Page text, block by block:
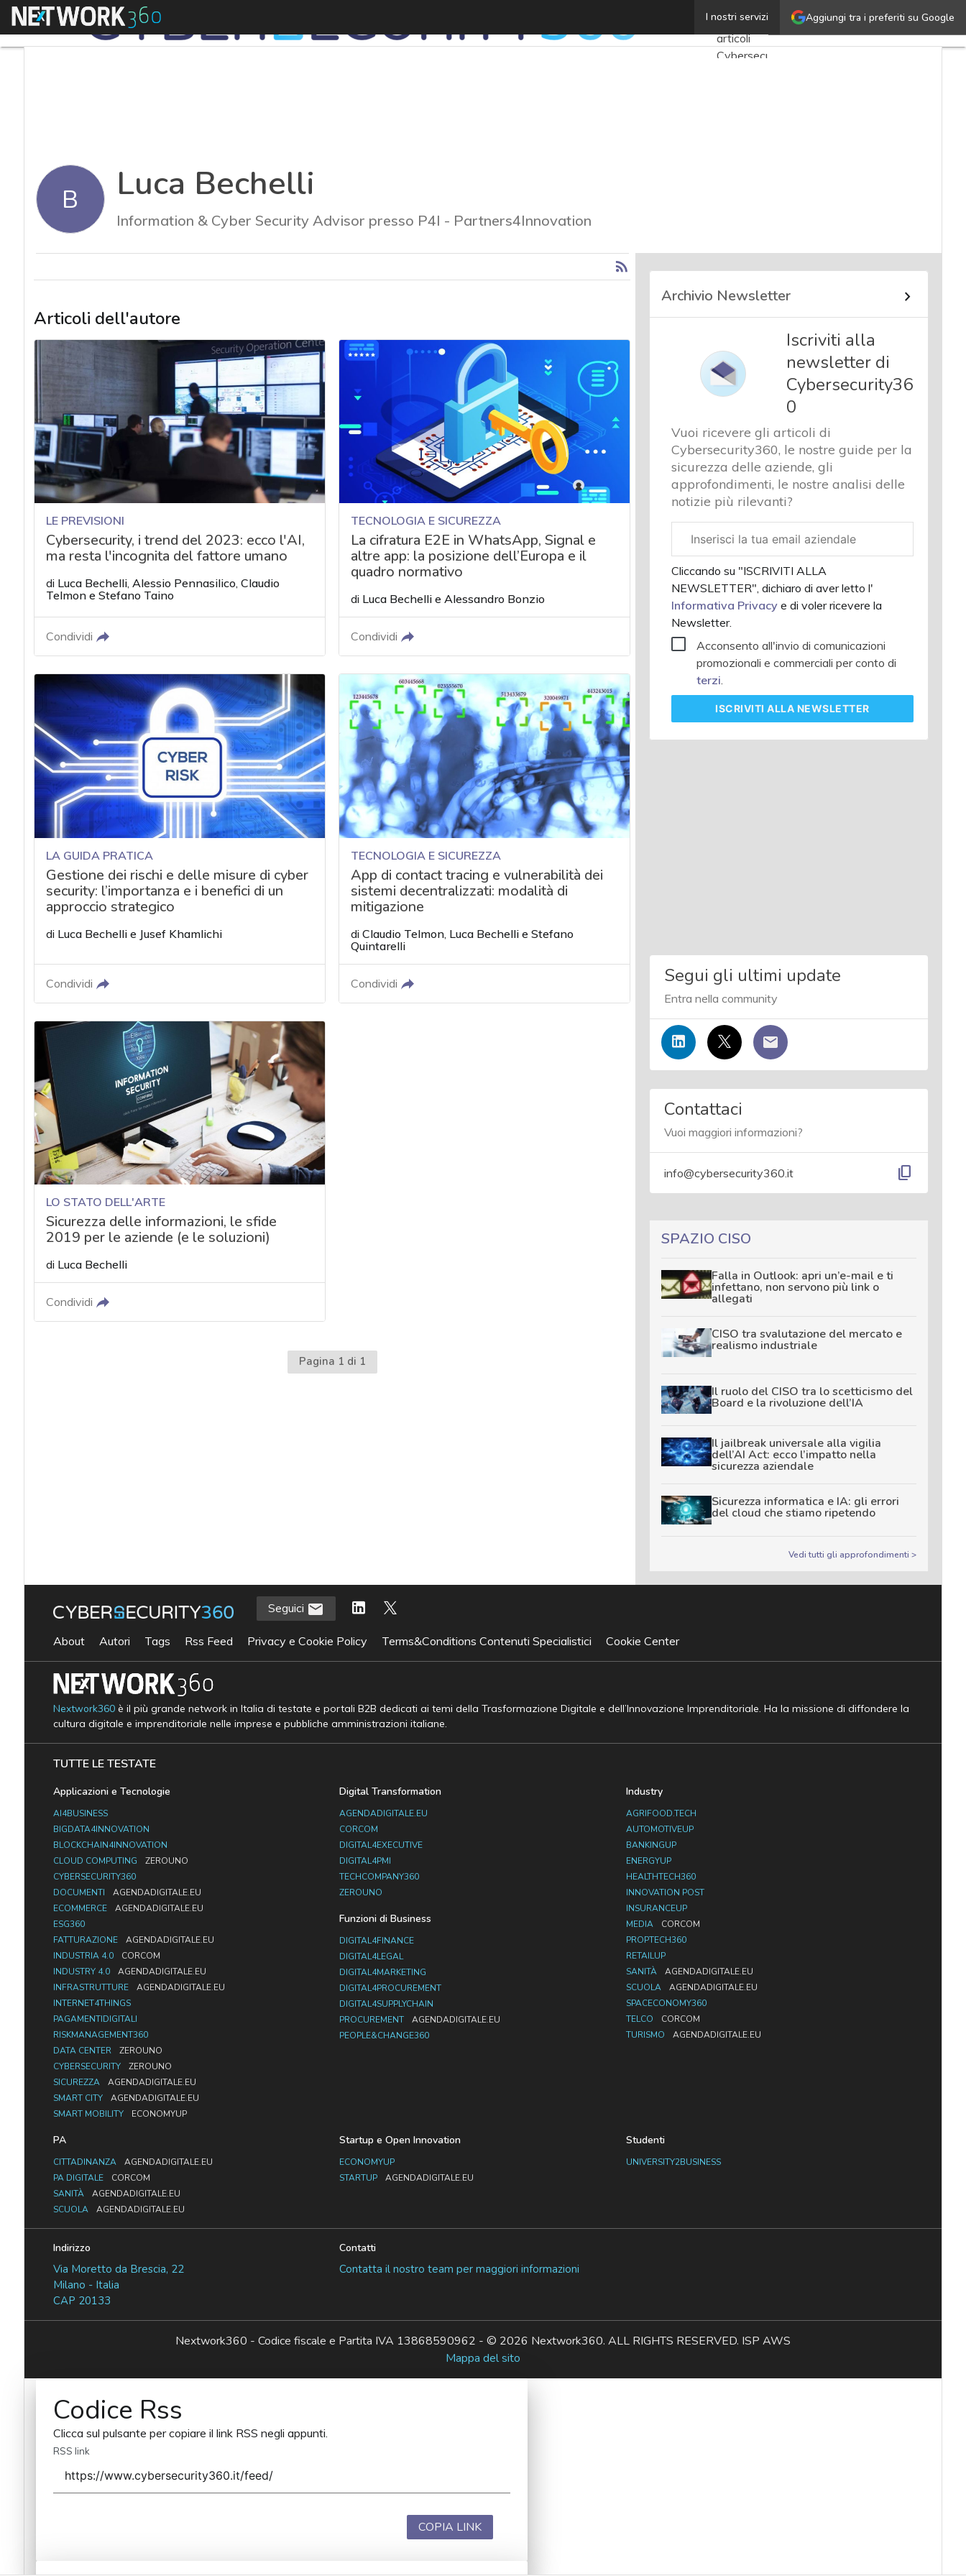
Aggiungi tra i preferiti su Google
I nostri servizi
Menu Luca BechelliUltimi
articoli
Cybersecurity
attualità e
analisi
sicurezza
e privacy
Corsi
cybersecurity
B Luca Bechelli
Information & Cyber Security Advisor presso P4I - Partners4Innovation
Articoli dell'autore
LE PREVISIONI
Cybersecurity, i trend del 2023: ecco l'AI,
ma resta l'incognita del fattore umano
di Luca Bechelli, Alessio Pennasilico, Claudio
Telmone Stefano Taino
Condividi
TECNOLOGIA E SICUREZZA
La cifratura E2E in WhatsApp, Signal e
altre app: la posizione dell’Europa e il
quadro normativo
di Luca Bechelli eAlessandro Bonzio
Condividi
LA GUIDA PRATICA
Gestione dei rischi e delle misure di cyber
security: l’importanza e i benefici di un
approccio strategico
di Luca Bechellie Jusef Khamlichi
Condividi
TECNOLOGIA E SICUREZZA
App di contact tracing e vulnerabilità dei
sistemi decentralizzati: modalità di
mitigazione
diClaudio Telmon Luca Bechelli eStefano
Quintarelli
Condividi
LO STATO DELL'ARTE
Sicurezza delle informazioni, le sfide
2019 per le aziende (e le soluzioni)
di Luca Bechelli
Condividi
Pagina 1 di 1
Archivio Newsletter
Iscriviti alla
newsletter di
Cybersecurity36
0
Vuoi ricevere gli articoli di
Cybersecurity360, le nostre guide per la
sicurezza delle aziende, gli
approfondimenti, le nostre analisi delle
notizie più rilevanti?
aziendale
Cliccando su "ISCRIVITI ALLA
NEWSLETTER", dichiaro di aver letto l'
Informativa Privacye di voler ricevere la
Newsletter.
Acconsento all'invio di comunicazioni
promozionali e commerciali per conto di
terzi.
ISCRIVITIALLA NEWSLETTER
Segui gli ultimi update
Entra nella community
Contattaci
Vuoi maggiori informazioni?
info@cybersecurity360.it content_copy
SPAZIO CISO
Falla in Outlook: apri un’e-mail e ti
infettano, non servono più link o
allegati
CISO tra svalutazione del mercato e
realismo industriale
Il ruolo del CISO tra lo scetticismo del
Board e la rivoluzione dell’IA
Il jailbreak universale alla vigilia
dell’AI Act: ecco l’impatto nella
sicurezza aziendale
Sicurezza informatica e IA: gli errori
del cloud che stiamo ripetendo
Vedi tutti gli approfondimenti >
Seguici
About Autori Tags Rss Feed Privacy e Cookie Policy Terms&Conditions Contenuti Specialistici Cookie Center
Nextwork360è il più grande network in Italia di testate e portali B2B dedicati ai temi della Trasformazione Digitale e dell’Innovazione Imprenditoriale. Ha la missione di diffondere la
cultura digitale e imprenditoriale nelle imprese e pubbliche amministrazioni italiane.
TUTTE LE TESTATE
Applicazioni e Tecnologie
AI4BUSINESS
BIGDATA4INNOVATION
BLOCKCHAIN4INNOVATION
CLOUD COMPUTING
ZEROUNO
CYBERSECURITY360
DOCUMENTI
AGENDADIGITALE.EU
ECOMMERCE
AGENDADIGITALE.EU
ESG360
FATTURAZIONE
AGENDADIGITALE.EU
INDUSTRIA 4.0
CORCOM
INDUSTRY 4.0
AGENDADIGITALE.EU
INFRASTRUTTURE
AGENDADIGITALE.EU
INTERNET4THINGS
PAGAMENTIDIGITALI
RISKMANAGEMENT360
DATA CENTER
ZEROUNO
CYBERSECURITY
ZEROUNO
SICUREZZA
AGENDADIGITALE.EU
SMART CITY
AGENDADIGITALE.EU
SMART MOBILITY
ECONOMYUP
Digital Transformation
AGENDADIGITALE.EU
CORCOM
DIGITAL4EXECUTIVE
DIGITAL4PMI
TECHCOMPANY360
ZEROUNO
Funzioni di Business
DIGITAL4FINANCE
DIGITAL4LEGAL
DIGITAL4MARKETING
DIGITAL4PROCUREMENT
DIGITAL4SUPPLYCHAIN
PROCUREMENT
AGENDADIGITALE.EU
PEOPLE&CHANGE360
Industry
AGRIFOOD.TECH
AUTOMOTIVEUP
BANKINGUP
ENERGYUP
HEALTHTECH360
INNOVATION POST
INSURANCEUP
MEDIA
CORCOM
PROPTECH360
RETAILUP
SANITÀ
AGENDADIGITALE.EU
SCUOLA
AGENDADIGITALE.EU
SPACECONOMY360
TELCO
CORCOM
TURISMO
AGENDADIGITALE.EU
PA
CITTADINANZA
AGENDADIGITALE.EU
PA DIGITALE
CORCOM
SANITÀ
AGENDADIGITALE.EU
SCUOLA
AGENDADIGITALE.EU
Startup e Open Innovation
ECONOMYUP
STARTUP
AGENDADIGITALE.EU
Studenti
UNIVERSITY2BUSINESS
Indirizzo
Via Moretto da Brescia, 22
Milano - Italia
CAP 20133
Contatti
Contatta il nostro team per maggiori informazioni
Nextwork360 - Codice fiscale e Partita IVA 13868590962 - © 2026 Nextwork360. ALL RIGHTS RESERVED. ISP AWS
Mappa del sito
Codice Rss
Clicca sul pulsante per copiare il link RSS negli appunti.
RSS link
COPIA LINK